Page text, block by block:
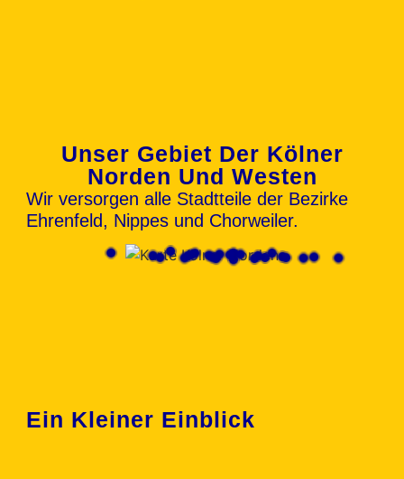
Unser Gebiet Der Kölner
Norden Und Westen
Wir versorgen alle Stadtteile der Bezirke
Ehrenfeld, Nippes und Chorweiler.
Ein Kleiner Einblick